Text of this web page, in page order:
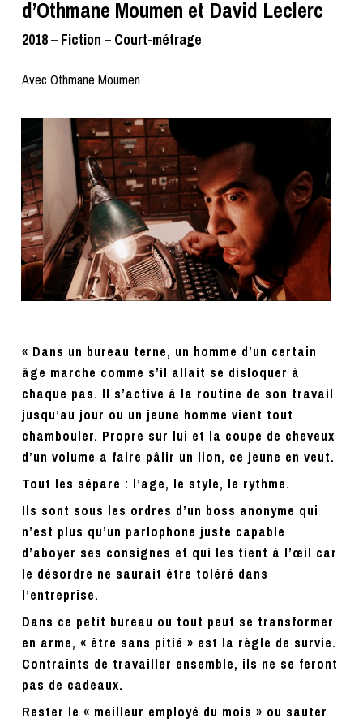
d’Othmane Moumen et David Leclerc
2018 – Fiction – Court-métrage
Avec Othmane Moumen
« Dans un bureau terne, un homme d’un certain
âge marche comme s’il allait se disloquer à
chaque pas. Il s’active à la routine de son travail
jusqu’au jour ou un jeune homme vient tout
chambouler. Propre sur lui et la coupe de cheveux
d’un volume a faire pâlir un lion, ce jeune en veut.
Tout les sépare : l’age, le style, le rythme.
Ils sont sous les ordres d’un boss anonyme qui
n’est plus qu’un parlophone juste capable
d’aboyer ses consignes et qui les tient à l’œil car
le désordre ne saurait être toléré dans
l’entreprise.
Dans ce petit bureau ou tout peut se transformer
en arme, « être sans pitié » est la règle de survie.
Contraints de travailler ensemble, ils ne se feront
pas de cadeaux.
Rester le « meilleur employé du mois » ou sauter